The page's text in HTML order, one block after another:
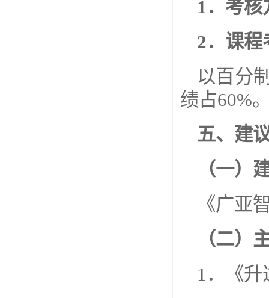
1 ．考核
2．课
以百分
绩占60%
五、建
（一）
《广亚
（二）
1．《升